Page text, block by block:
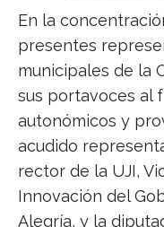
En la
presentes
municipales de la
sus portavoces al
autonómicos y
acudido
rector de la UJI,
Innovación del
Alegría, y la